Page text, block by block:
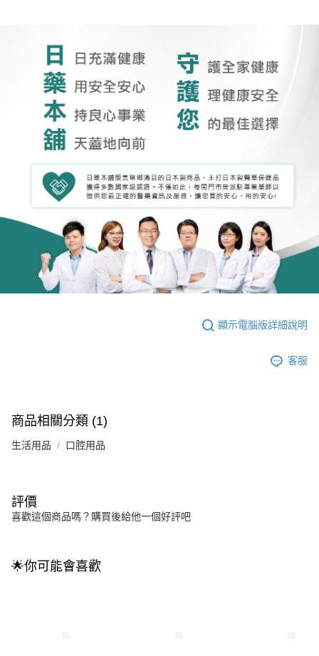
顯示電腦版詳細說明
客服
商品相關分類 (1)
生活用品 口腔用品
評價
喜歡這個商品嗎？購買後給他一個好評吧
🌟你可能會喜歡